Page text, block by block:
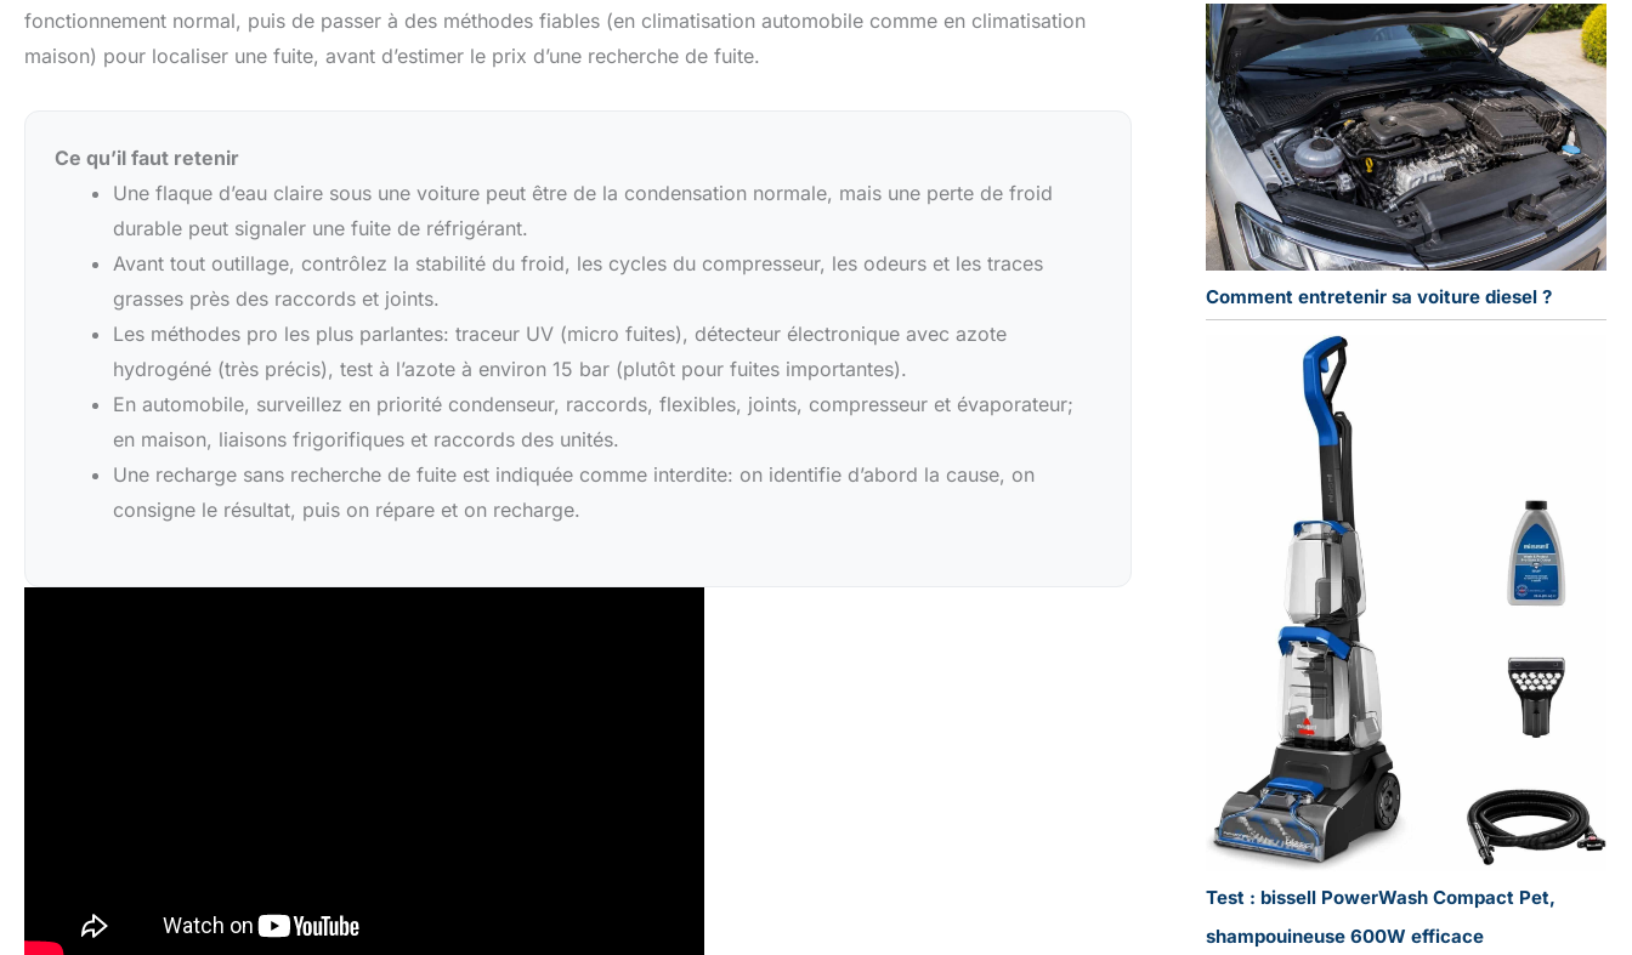
fonctionnement normal, puis de passer à des méthodes fiables (en climatisation automobile comme en climatisation
maison) pour localiser une fuite, avant d’estimer le prix d’une recherche de fuite.
Ce qu’il faut retenir
Une flaque d’eau claire sous une voiture peut être de la condensation normale, mais une perte de froid
durable peut signaler une fuite de réfrigérant.
Avant tout outillage, contrôlez la stabilité du froid, les cycles du compresseur, les odeurs et les traces
grasses près des raccords et joints.
Les méthodes pro les plus parlantes: traceur UV (micro fuites), détecteur électronique avec azote
hydrogéné (très précis), test à l’azote à environ 15 bar (plutôt pour fuites importantes).
En automobile, surveillez en priorité condenseur, raccords, flexibles, joints, compresseur et évaporateur;
en maison, liaisons frigorifiques et raccords des unités.
Une recharge sans recherche de fuite est indiquée comme interdite: on identifie d’abord la cause, on
consigne le résultat, puis on répare et on recharge.
Comment entretenir sa voiture diesel ?
Test : bissell PowerWash Compact Pet,
shampouineuse 600W efficace